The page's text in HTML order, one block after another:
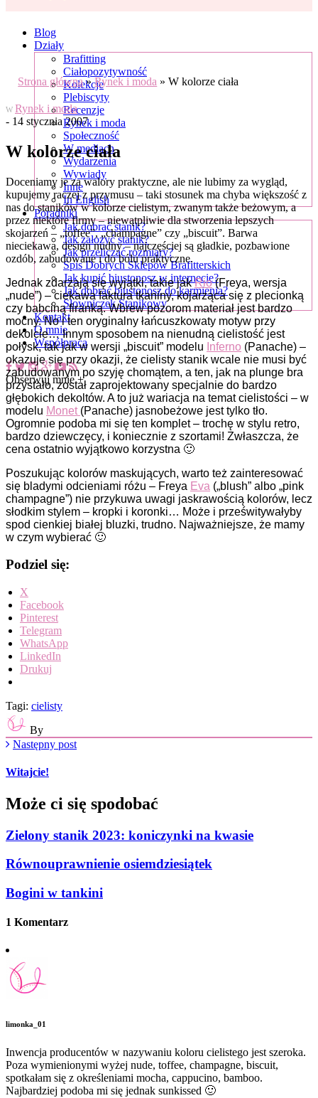
Blog
Działy
Brafitting
Ciałopozytywność
Kolekcje
Plebiscyty
Recenzje
Rynek i moda
Społeczność
W mediach
Wydarzenia
Wywiady
Inne
In English
Poradniki
Jak dobrać stanik?
Jak założyć stanik?
Jak przeliczać rozmiary?
Spis Dobrych Sklepów Brafitterskich
Jak kupić biustonosz w internecie?
Jak dobrać biustonosz do karmienia?
Słowniczek Stanikowy
Kontakt
O mnie
Współpraca
Obserwuj mnie +
Strona główna»Rynek i moda »W kolorze ciała
W Rynek i moda
- 14 stycznia 2007
W kolorze ciała
Doceniamy je za walory praktyczne, ale nie lubimy za wygląd,
kupujemy raczej z przymusu – taki stosunek ma chyba większość z
nas do staników w kolorze cielistym, zwanym także beżowym, a
przez niektóre firmy – niewątpliwie dla stworzenia lepszych
skojarzeń – „toffee”, „champagne” czy „biscuit”. Barwa
nieciekawa, design nudny – najczęściej są gładkie, pozbawione
ozdób, zabudowane i do bólu praktyczne.
Jednak zdarzają się wyjątki, takie jakRio(Freya, wersja
„nude”) – ciekawa faktura tkaniny, kojarząca się z plecionką
czy babciną firanką. Wbrew pozorom materiał jest bardzo
mocny. No i ten oryginalny łańcuszkowaty motyw przy
dekolcie… Innym sposobem na nienudną cielistość jest
połysk, tak jak w wersji „biscuit” modelu Inferno (Panache) –
okazuje się przy okazji, że cielisty stanik wcale nie musi być
zabudowanym po szyję chomątem, a ten, jak na plunge bra
przystało, został zaprojektowany specjalnie do bardzo
głębokich dekoltów. A to już wariacja na temat cielistości – w
modelu Monet (Panache) jasnobeżowe jest tylko tło.
Ogromnie podoba mi się ten komplet – trochę w stylu retro,
bardzo dziewczęcy, i koniecznie z szortami! Zwłaszcza, że
cena ostatnio wyjątkowo korzystna 🙂
Poszukując kolorów maskujących, warto też zainteresować
się bladymi odcieniami różu – Freya Eva („blush” albo „pink
champagne”) nie przykuwa uwagi jaskrawością kolorów, lecz
słodkim stylem – kropki i koronki… Może i prześwitywałyby
spod cienkiej białej bluzki, trudno. Najważniejsze, że mamy
w czym wybierać 🙂
Podziel się:
X
Facebook
Pinterest
Telegram
WhatsApp
LinkedIn
Drukuj
Tagi: cielisty
By
Następny post
Witajcie!
Może ci się spodobać
Zielony stanik 2023: koniczynki na kwasie
Równouprawnienie osiemdziesiątek
Bogini w tankini
1 Komentarz
limonka_01
Inwencja producentów w nazywaniu koloru cielistego jest szeroka.
Poza wymienionymi wyżej nude, toffee, champagne, biscuit,
spotkałam się z określeniami mocha, cappucino, bamboo.
Najbardziej podoba mi się jednak sunkissed 🙂